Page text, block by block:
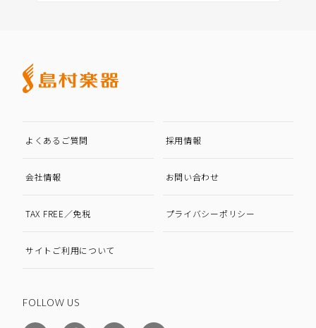
よくあるご質問 採用情報
会社情報 お問い合わせ
TAX FREE／免税 プライバシーポリシー
サイトご利用について
FOLLOW US